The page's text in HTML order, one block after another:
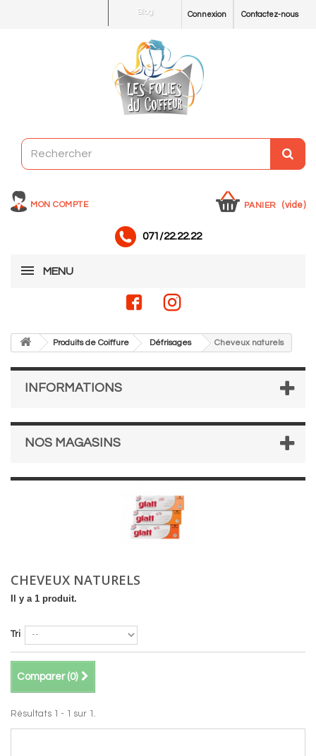
Contactez-nous
Connexion
Blog
MON COMPTE PANIER (vide)
071/22.22.22
MENU
Produits de Coiffure Défrisages Cheveux naturels
INFORMATIONS
NOS MAGASINS
CHEVEUX NATURELS
Il y a 1 produit.
Tri
Comparer (0)
Résultats 1 - 1 sur 1.